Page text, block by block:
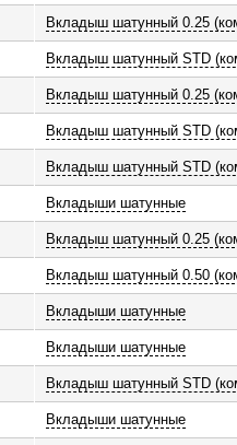
Вкладыш шатунный 0.25
Вкладыш шатунный STD
Вкладыш шатунный 0.25
Вкладыш шатунный STD
Вкладыш шатунный STD
Вкладыши шатунные
Вкладыш шатунный 0.25
Вкладыш шатунный 0.50
Вкладыши шатунные
Вкладыши шатунные
Вкладыш шатунный STD
Вкладыши шатунные